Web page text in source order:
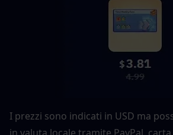
I prezzi sono indicati in USD ma